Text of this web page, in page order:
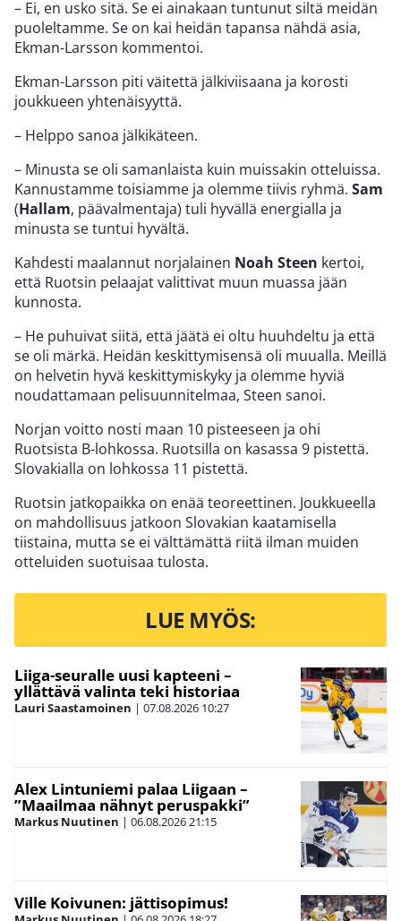
– Ei, en usko sitä. Se ei ainakaan tuntunut siltä meidän
puoleltamme. Se on kai heidän tapansa nähdä asia,
Ekman-Larsson kommentoi.
Ekman-Larsson piti väitettä jälkiviisaana ja korosti
joukkueen yhtenäisyyttä.
– Helppo sanoa jälkikäteen.
– Minusta se oli samanlaista kuin muissakin otteluissa.
Kannustamme toisiamme ja olemme tiivis ryhmä. Sam
(Hallam, päävalmentaja) tuli hyvällä energialla ja
minusta se tuntui hyvältä.
Kahdesti maalannut norjalainen Noah Steen kertoi,
että Ruotsin pelaajat valittivat muun muassa jään
kunnosta.
– He puhuivat siitä, että jäätä ei oltu huuhdeltu ja että
se oli märkä. Heidän keskittymisensä oli muualla. Meillä
on helvetin hyvä keskittymiskyky ja olemme hyviä
noudattamaan pelisuunnitelmaa, Steen sanoi.
Norjan voitto nosti maan 10 pisteeseen ja ohi
Ruotsista B-lohkossa. Ruotsilla on kasassa 9 pistettä.
Slovakialla on lohkossa 11 pistettä.
Ruotsin jatkopaikka on enää teoreettinen. Joukkueella
on mahdollisuus jatkoon Slovakian kaatamisella
tiistaina, mutta se ei välttämättä riitä ilman muiden
otteluiden suotuisaa tulosta.
LUE MYÖS:
Liiga-seuralle uusi kapteeni –
yllättävä valinta teki historiaa
Lauri Saastamoinen | 07.08.2026 10:27
Alex Lintuniemi palaa Liigaan –
”Maailmaa nähnyt peruspakki”
Markus Nuutinen | 06.08.202621:15
Ville Koivunen: jättisopimus!